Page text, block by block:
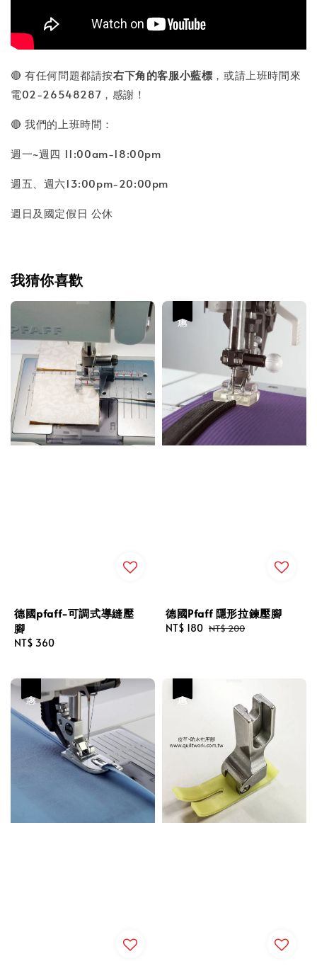
🔴 有任何問題都請按右下角的客服小藍標 ，或請上班時間來
電02-26548287，感謝！
🔴 我們的上班時間：
週一~週四 11:00am-18:00pm
週五、週六13:00pm-20:00pm
週日及國定假日 公休
我猜你喜歡
德國pfaff-可調式導縫壓
腳
Regular
NT$ 360
德國Pfaff 隱形拉鍊壓腳
Sale
NT$ 180 Regular
NT$ 200